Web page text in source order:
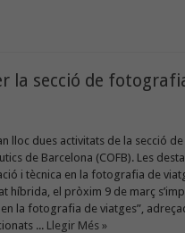
la secció de
lloc dues activitats de la secció
de Barcelona (COFB). Les
i tècnica en la fotografia de
híbrida, el pròxim 9 de març
la fotografia de viatges”,
... Llegir Més »